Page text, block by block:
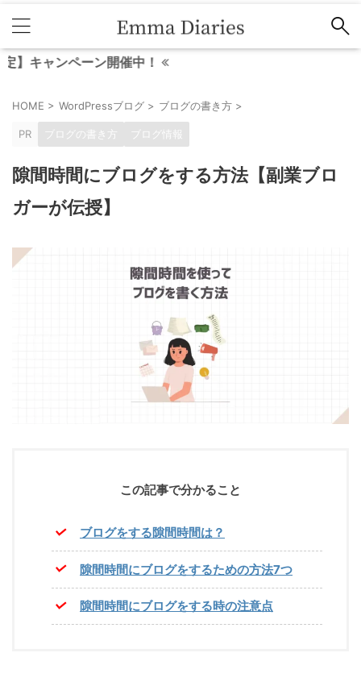
ペーン開催中！
HOME > WordPressブログ > ブログの書き方 >
PR ブログの書き方 ブログ情報
隙間時間にブログをする方法【副業ブロ
ガーが伝授】
この記事で分かること
ブログをする隙間時間は？
隙間時間にブログをするための方法7つ
隙間時間にブログをする時の注意点